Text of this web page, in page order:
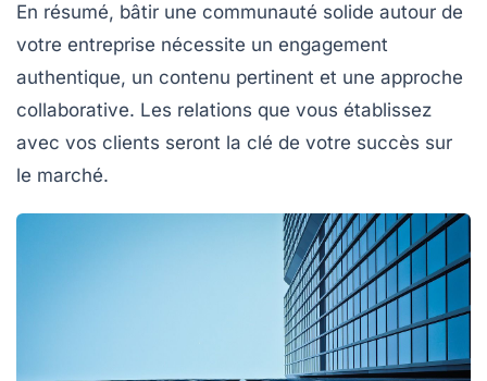
En résumé, bâtir une communauté solide autour de
votre entreprise nécessite un engagement
authentique, un contenu pertinent et une approche
collaborative. Les relations que vous établissez
avec vos clients seront la clé de votre succès sur
le marché.